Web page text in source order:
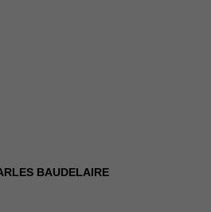
BAUDELAIRE